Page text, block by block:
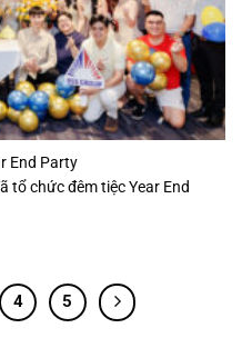
End Party
tổ chức đêm tiệc Year End
4 5